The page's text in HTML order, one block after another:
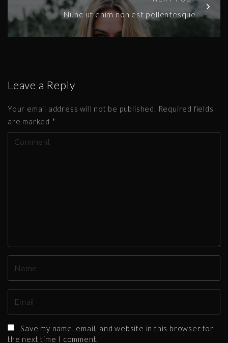
Nunc ut enim non est pellentesque
Leave a Reply
Your email address will not be published. Required fields
are marked *
*
i
Save my name, email, and website in this browser for
the next time I comment.